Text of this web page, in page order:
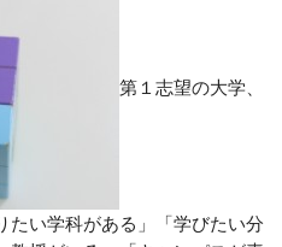
第１志望の大学、
たい学科がある」「学びたい分